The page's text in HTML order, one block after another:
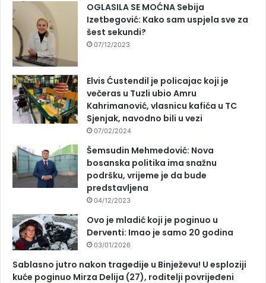
OGLASILA SE MOĆNA Sebija
Izetbegović: Kako sam uspjela sve za
šest sekundi?
07/12/2023
Elvis Ćustendil je policajac koji je
večeras u Tuzli ubio Amru
Kahrimanović, vlasnicu kafića u TC
Sjenjak, navodno bili u vezi
07/02/2024
Šemsudin Mehmedović: Nova
bosanska politika ima snažnu
podršku, vrijeme je da bude
predstavljena
04/12/2023
Ovo je mladić koji je poginuo u
Derventi: Imao je samo 20 godina
03/01/2026
Sablasno jutro nakon tragedije u Binježevu! U esploziji
kuće poginuo Mirza Delija (27), roditelji povrijeđeni